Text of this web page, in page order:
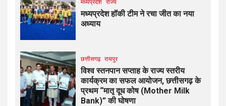
मध्यप्रदेश राज्य
मध्यप्रदेश हॉकी टीम ने रचा जीत का नया
अध्याय
छत्तीसगढ़ रायपुर
विश्व स्तनपान सप्ताह के राज्य स्तरीय
कार्यक्रम का सफल आयोजन, छत्तीसगढ़ के
प्रथम “मातृ दूध कोष (Mother Milk
Bank)” की घोषणा